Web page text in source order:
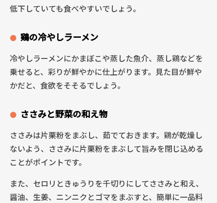
低下していても食べやすいでしょう。
鶏の冷やしラーメン
冷やしラーメンにかまぼこや蒸した魚介、蒸し鶏などを
乗せると、彩りが鮮やかに仕上がります。見た目が鮮や
かだと、食欲をそそるでしょう。
ささみと野菜の和え物
ささみは片栗粉をまぶし、茹でておきます。鶏が乾燥し
ないよう、ささみに片栗粉をまぶして旨みを閉じ込める
ことがポイントです。
また、セロリときゅうりを千切りにしてささみと和え、
醤油、生姜、ニンニクとゴマをまぶすと、簡単に一品料